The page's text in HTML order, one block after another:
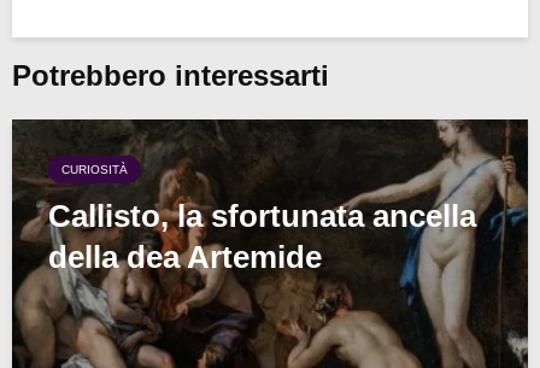
Potrebbero interessarti
CURIOSITÀ
Callisto, la sfortunata ancella
della dea Artemide